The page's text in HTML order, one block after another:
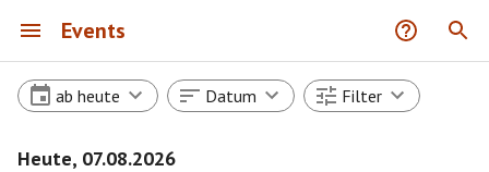
Events
ab heute Datum Filter
Heute, 07.08.2026